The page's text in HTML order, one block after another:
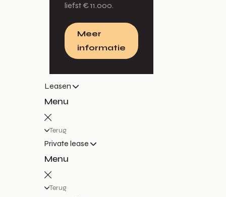
liefst € 11.000.
Meer
informatie
Leasen
Menu
Terug
Private lease
Menu
Terug